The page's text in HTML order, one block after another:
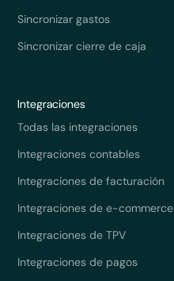
Sincronizar gastos
Sincronizar cierre de caja
Integraciones
Todas las integraciones
Integraciones contables
Integraciones de facturación
Integraciones de e-commerce
Integraciones de TPV
Integraciones de pagos